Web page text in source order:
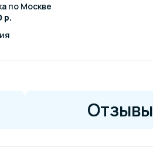
по Москве
р.
Отзывы